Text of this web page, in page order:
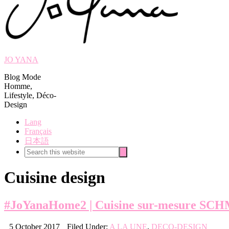
JO YANA
Blog Mode
Homme,
Lifestyle, Déco-
Design
Lang
Français
日本語
Search
this
Cuisine design
#JoYanaHome2 | Cuisine sur-mesure
5 October 2017 Filed Under: A LA UNE, DECO-DESIGN